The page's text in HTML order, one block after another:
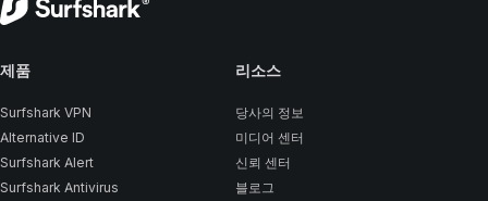
제품
Surfshark VPN
Alternative ID
Surfshark Alert
Surfshark Antivirus
리소스
당사의 정보
미디어 센터
신뢰 센터
블로그